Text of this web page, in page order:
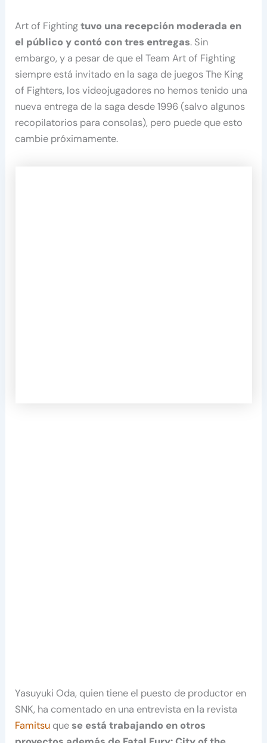
Art of Fightingtuvo una recepción moderada en
el público y contó con tres entregas. Sin
embargo, y a pesar de que el Team Art of Fighting
siempre está invitado en la saga de juegos The King
of Fighters, los videojugadores no hemos tenido una
nueva entrega de la saga desde 1996 (salvo algunos
recopilatorios para consolas), pero puede que esto
cambie próximamente.
Yasuyuki Oda, quien tiene el puesto de productor en
SNK, ha comentado en una entrevista en la revista
Famitsu quese está trabajando en otros